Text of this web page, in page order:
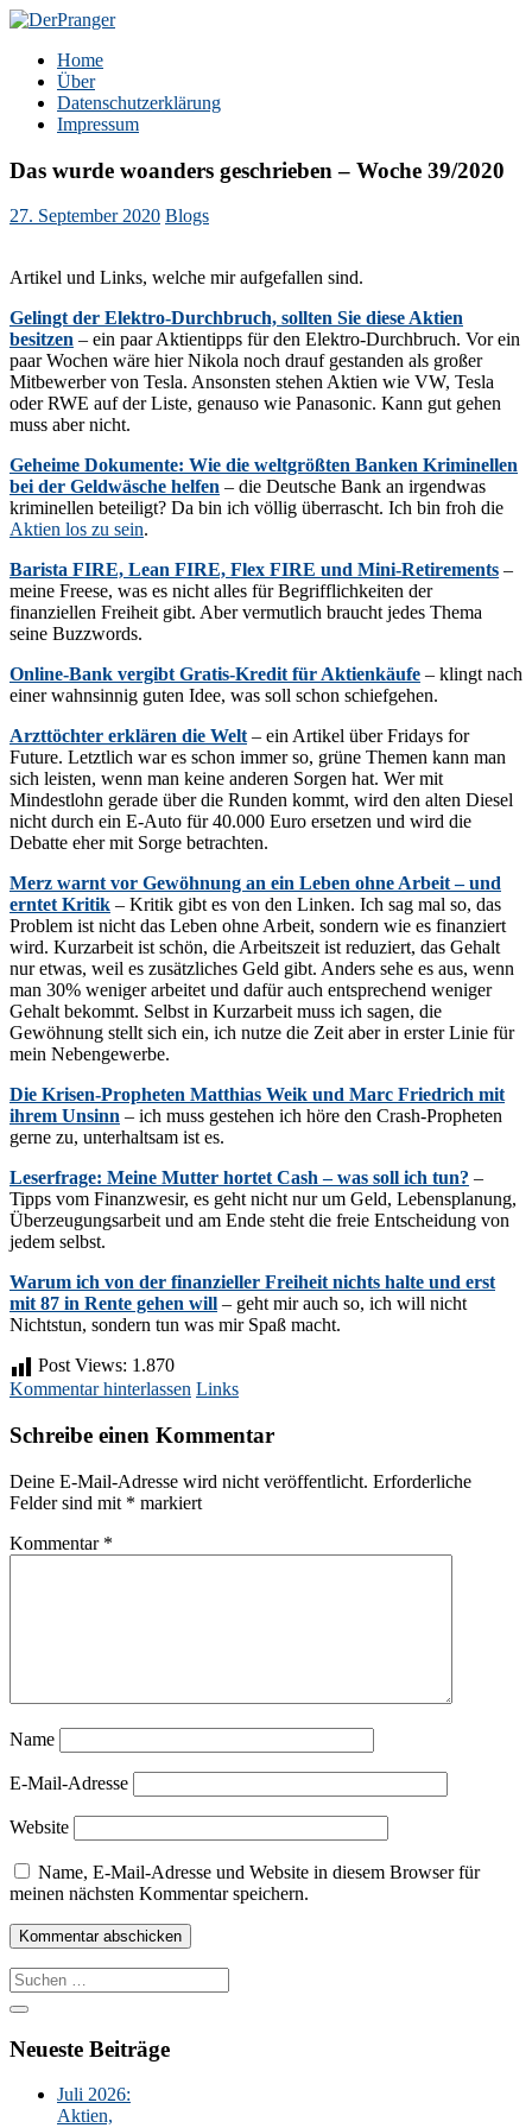
Zum
springen
DerPranger
Finanzen, Freiheit, Prangerei
Home
Über
Datenschutzerklärung
Impressum
Das wurde woanders geschrieben – Woche 39/2020
27. September 2020 Blogs
Artikel und Links, welche mir aufgefallen sind.
Gelingt der Elektro-Durchbruch, sollten Sie diese Aktien
besitzen – ein paar Aktientipps für den Elektro-Durchbruch. Vor ein
paar Wochen wäre hier Nikola noch drauf gestanden als großer
Mitbewerber von Tesla. Ansonsten stehen Aktien wie VW, Tesla
oder RWE auf der Liste, genauso wie Panasonic. Kann gut gehen
muss aber nicht.
Geheime Dokumente: Wie die weltgrößten Banken Kriminellen
bei der Geldwäsche helfen – die Deutsche Bank an irgendwas
kriminellen beteiligt? Da bin ich völlig überrascht. Ich bin froh die
Aktien los zu sein.
Barista FIRE, Lean FIRE, Flex FIRE und Mini-Retirements –
meine Freese, was es nicht alles für Begrifflichkeiten der
finanziellen Freiheit gibt. Aber vermutlich braucht jedes Thema
seine Buzzwords.
Online-Bank vergibt Gratis-Kredit für Aktienkäufe – klingt nach
einer wahnsinnig guten Idee, was soll schon schiefgehen.
Arzttöchter erklären die Welt– ein Artikel über Fridays for
Future. Letztlich war es schon immer so, grüne Themen kann man
sich leisten, wenn man keine anderen Sorgen hat. Wer mit
Mindestlohn gerade über die Runden kommt, wird den alten Diesel
nicht durch ein E-Auto für 40.000 Euro ersetzen und wird die
Debatte eher mit Sorge betrachten.
Merz warnt vor Gewöhnung an ein Leben ohne Arbeit – und
erntet Kritik – Kritik gibt es von den Linken. Ich sag mal so, das
Problem ist nicht das Leben ohne Arbeit, sondern wie es finanziert
wird. Kurzarbeit ist schön, die Arbeitszeit ist reduziert, das Gehalt
nur etwas, weil es zusätzliches Geld gibt. Anders sehe es aus, wenn
man 30% weniger arbeitet und dafür auch entsprechend weniger
Gehalt bekommt. Selbst in Kurzarbeit muss ich sagen, die
Gewöhnung stellt sich ein, ich nutze die Zeit aber in erster Linie für
mein Nebengewerbe.
Die Krisen-Propheten Matthias Weik und Marc Friedrich mit
ihrem Unsinn – ich muss gestehen ich höre den Crash-Propheten
gerne zu, unterhaltsam ist es.
Leserfrage: Meine Mutter hortet Cash – was soll ich tun? –
Tipps vom Finanzwesir, es geht nicht nur um Geld, Lebensplanung,
Überzeugungsarbeit und am Ende steht die freie Entscheidung von
jedem selbst.
Warum ich von der finanzieller Freiheit nichts halte und erst
mit 87 in Rente gehen will – geht mir auch so, ich will nicht
Nichtstun, sondern tun was mir Spaß macht.
Post Views: 1.870
Kommentar hinterlassen Links
Schreibe einen Kommentar
Deine E-Mail-Adresse wird nicht veröffentlicht. Erforderliche
Felder sind mit * markiert
Kommentar *
Name
E-Mail-Adresse
Website
Name, E-Mail-Adresse und Website in diesem Browser für
meinen nächsten Kommentar speichern.
Suche
nach:
Neueste Beiträge
Juli 2026:
Aktien,